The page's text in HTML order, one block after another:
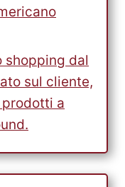
shopping dal
sul cliente,
a